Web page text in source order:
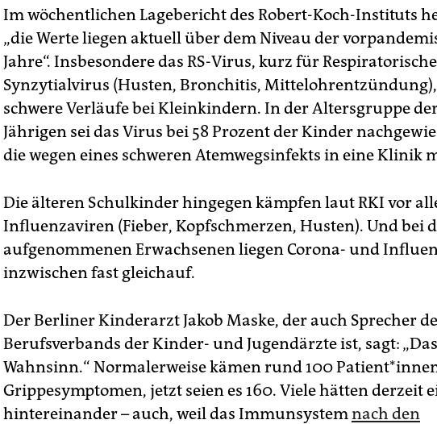
Im wöchentlichen Lagebericht des Robert-Koch-Instituts
„die Werte liegen aktuell über dem Niveau der
Jahre“. Insbesondere das RS-Virus, kurz für
Synzytialvirus (Husten, Bronchitis,
schwere Verläufe bei Kleinkindern. In der Altersgruppe
Jährigen sei das Virus bei 58 Prozent der Kinder
die wegen eines schweren Atemwegsinfekts in eine Klinik
Die älteren Schulkinder hingegen kämpfen laut RKI vor
Influenzaviren (Fieber, Kopfschmerzen, Husten). Und bei
aufgenommenen Erwachsenen liegen Corona- und
inzwischen fast gleichauf.
Der Berliner Kinderarzt Jakob Maske, der auch Sprecher
Berufsverbands der Kinder- und Jugendärzte ist, sagt:
Wahnsinn.“ Normalerweise kämen rund 100
Grippesymptomen, jetzt seien es 160. Viele hätten derzeit
hintereinander – auch, weil das Immunsystemnach den